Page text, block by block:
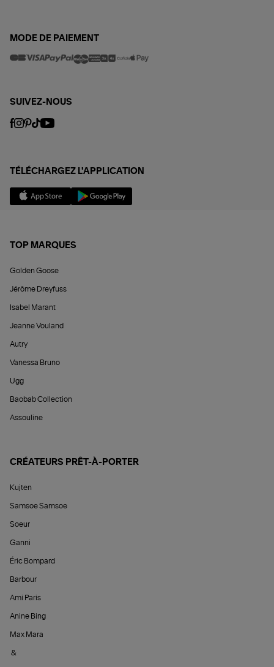
MODE DE PAIEMENT
SUIVEZ-NOUS
TÉLÉCHARGEZ L'APPLICATION
TOP MARQUES
Golden Goose
Jérôme Dreyfuss
Isabel Marant
Jeanne Vouland
Autry
Vanessa Bruno
Ugg
Baobab Collection
Assouline
CRÉATEURS PRÊT-À-PORTER
Kujten
Samsoe Samsoe
Soeur
Ganni
Éric Bompard
Barbour
Ami Paris
Anine Bing
Max Mara
&